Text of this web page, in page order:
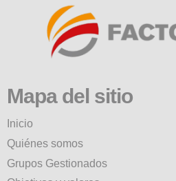
Mapa del sitio
Inicio
Quiénes somos
Grupos Gestionados